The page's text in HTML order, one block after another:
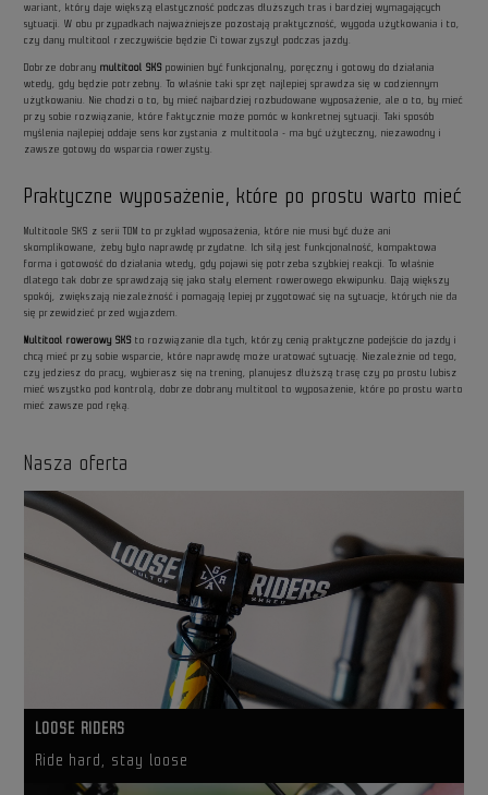
wariant, który daje większą elastyczność podczas dłuższych tras i bardziej wymagających
sytuacji. W obu przypadkach najważniejsze pozostają praktyczność, wygoda użytkowania i to,
czy dany multitool rzeczywiście będzie Ci towarzyszył podczas jazdy.
Dobrze dobranymultitool SKS powinien być funkcjonalny, poręczny i gotowy do działania
wtedy, gdy będzie potrzebny. To właśnie taki sprzęt najlepiej sprawdza się w codziennym
użytkowaniu. Nie chodzi o to, by mieć najbardziej rozbudowane wyposażenie, ale o to, by mieć
przy sobie rozwiązanie, które faktycznie może pomóc w konkretnej sytuacji. Taki sposób
myślenia najlepiej oddaje sens korzystania z multitoola - ma być użyteczny, niezawodny i
zawsze gotowy do wsparcia rowerzysty.
Praktyczne wyposażenie, które po prostu warto mieć
Multitoole SKS z serii TOM to przykład wyposażenia, które nie musi być duże ani
skomplikowane, żeby było naprawdę przydatne. Ich siłą jest funkcjonalność, kompaktowa
forma i gotowość do działania wtedy, gdy pojawi się potrzeba szybkiej reakcji. To właśnie
dlatego tak dobrze sprawdzają się jako stały element rowerowego ekwipunku. Dają większy
spokój, zwiększają niezależność i pomagają lepiej przygotować się na sytuacje, których nie da
się przewidzieć przed wyjazdem.
Multitool rowerowy SKS to rozwiązanie dla tych, którzy cenią praktyczne podejście do jazdy i
chcą mieć przy sobie wsparcie, które naprawdę może uratować sytuację. Niezależnie od tego,
czy jedziesz do pracy, wybierasz się na trening, planujesz dłuższą trasę czy po prostu lubisz
mieć wszystko pod kontrolą, dobrze dobrany multitool to wyposażenie, które po prostu warto
mieć zawsze pod ręką.
Nasza oferta
LOOSE RIDERS
Ride hard, stay loose